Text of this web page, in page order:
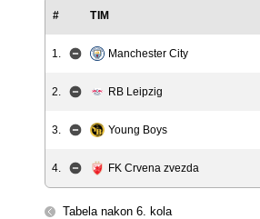
# TIM
1. Manchester City
2. RB Leipzig
3. Young Boys
4. FK Crvena zvezda
Tabela nakon 6. kola